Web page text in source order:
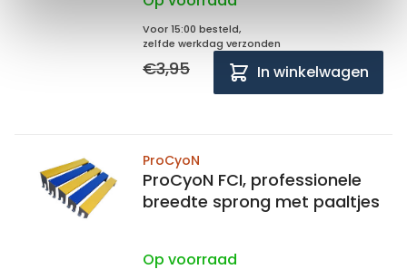
Voor 15:00 besteld,
zelfde werkdag verzonden
€3,95 In winkelwagen
ProCyoN
ProCyoN FCI, professionele
breedte sprong met paaltjes
Op voorraad